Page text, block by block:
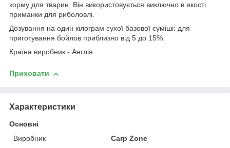
корму для тварин. Він використовується виключно в якості
приманки для риболовлі.
Дозування на один кілограм сухої базової суміші: для
приготування бойлов приблизно від 5 до 15%.
Країна виробник - Англія
Приховати
Характеристики
Основні
Виробник
Carp Zone